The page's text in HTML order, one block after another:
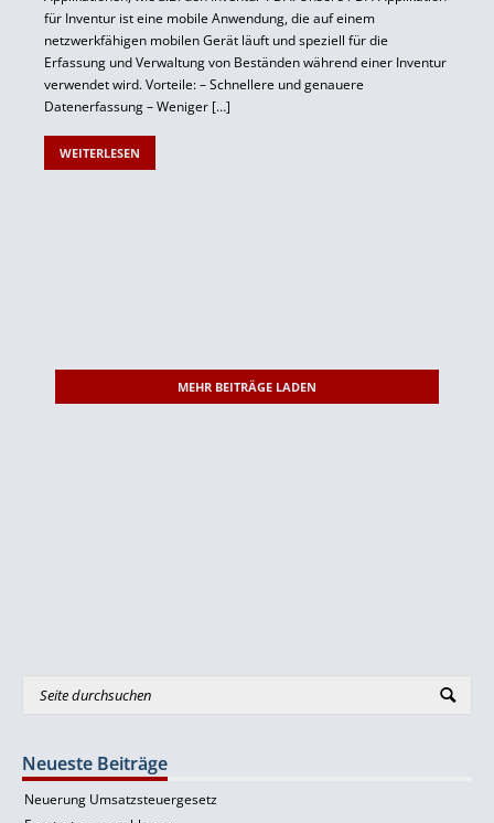
für Inventur ist eine mobile Anwendung, die auf einem
netzwerkfähigen mobilen Gerät läuft und speziell für die
Erfassung und Verwaltung von Beständen während einer Inventur
verwendet wird. Vorteile: – Schnellere und genauere
Datenerfassung – Weniger […]
WEITERLESEN
MEHR BEITRÄGE LADEN
Neueste Beiträge
Neuerung Umsatzsteuergesetz